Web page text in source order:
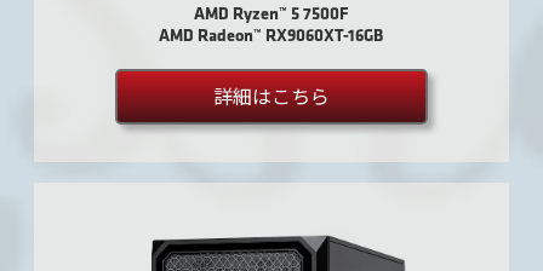
AMD Ryzen™ 5 7500F
AMD Radeon™ RX9060XT-16GB
詳細はこちら